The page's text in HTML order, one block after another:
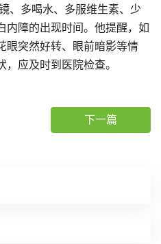
、多喝水、多服维生素、少
内障的出现时间。他提醒，如
眼突然好转、眼前暗影等情
应及时到医院检查。
下一篇